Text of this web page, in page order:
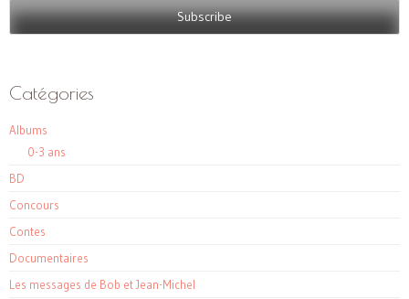
Catégories
Albums
0-3 ans
BD
Concours
Contes
Documentaires
Les messages de Bob et Jean-Michel